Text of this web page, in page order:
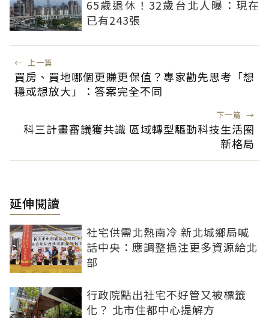
65歲退休！32歲台北人曝：現在
已有243張
← 上一篇
買房、買地哪個更賺更保值？專家勸先思考「想
穩或想放大」：答案完全不同
下一篇 →
科三計畫審議獲共識 區域轉型驅動科技生活圈
新格局
延伸閱讀
社宅供需北熱南冷 新北城鄉局喊
話中央：應調整挹注更多資源給北
部
行政院點出社宅不好管又被標籤
化？ 北市住都中心提解方